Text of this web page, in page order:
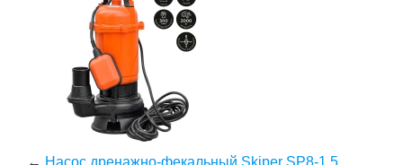
← Насос дренажно-фекальный Skiper SP8-1.5